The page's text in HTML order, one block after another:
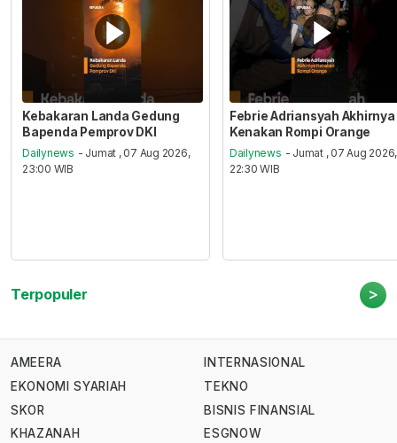
Kebakaran Landa Gedung
Bapenda Pemprov DKI
Dailynews - Jumat , 07 Aug 2026,
23:00 WIB
Febrie Adriansyah Akhirnya
Kenakan Rompi Orange
Dailynews - Jumat , 07 Aug 2026,
22:30 WIB
Terpopuler >
AMEERA
EKONOMI SYARIAH
SKOR
KHAZANAH
INTERNASIONAL
TEKNO
BISNIS FINANSIAL
ESGNOW